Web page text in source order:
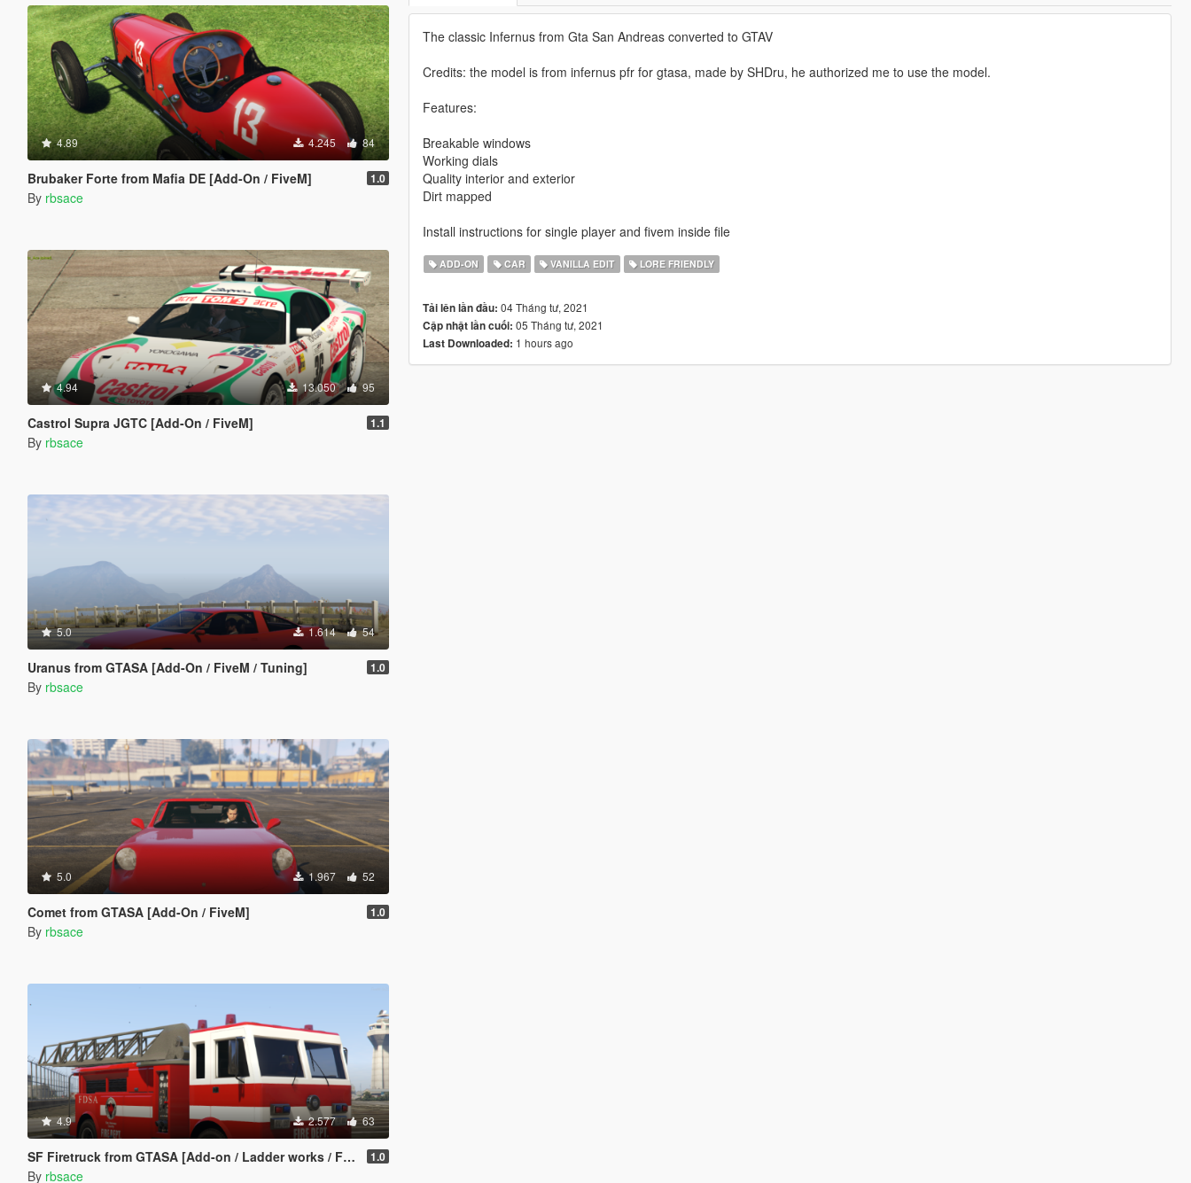
4.89 4.245 84
Brubaker Forte from Mafia DE [Add-On / FiveM] 1.0
By rbsace
4.94 13.050 95
Castrol Supra JGTC [Add-On / FiveM] 1.1
By rbsace
5.0 1.614 54
Uranus from GTASA [Add-On / FiveM / Tuning] 1.0
By rbsace
5.0 1.967 52
Comet from GTASA [Add-On / FiveM] 1.0
By rbsace
4.9 2.577 63
SF Firetruck from GTASA [Add-on / Ladder works / FiveM] 1.0
By rbsace
The classic Infernus from Gta San Andreas converted to GTAV
Credits: the model is from infernus pfr for gtasa, made by SHDru, he authorized me to use the model.
Features:
Breakable windows
Working dials
Quality interior and exterior
Dirt mapped
Install instructions for single player and fivem inside file
ADD-ON CAR VANILLA EDIT LORE FRIENDLY
Tải lên lần đầu: 04 Tháng tư, 2021
Cập nhật lần cuối: 05 Tháng tư, 2021
Last Downloaded: 1 hours ago